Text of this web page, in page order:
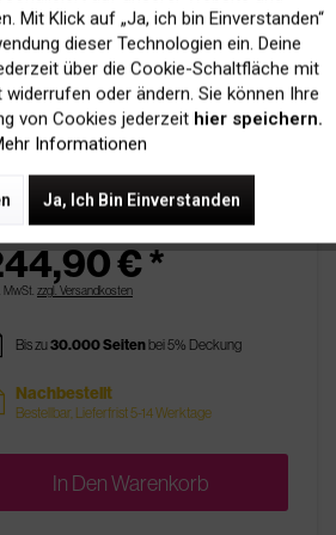
C13S051105 Bildtrommel
€ *
MwSt. zzgl. Versandkosten
Bis zu30.000 Seitenbei 5% Deckung
Nachbestellt
Bestellbar, Lieferfrist 5-14 Werktage
In DenWarenkorb
Inaktiv
Inaktiv
Mit Klick auf „Ja, ich bin Einverstanden“
dieser Technologien ein. Deine
über die Cookie-Schaltfläche mit
oder ändern. Sie können Ihre
von Cookies jederzeit hier speichern.
Informationen
Ja, Ich Bin Einverstanden